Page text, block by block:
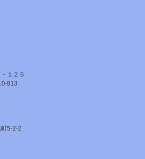
１２５
813
5-2-2